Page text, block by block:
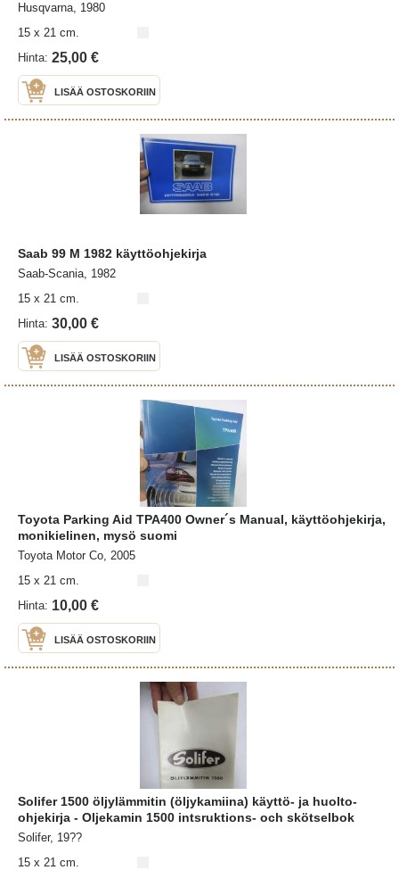
Husqvarna, 1980
15 x 21 cm.
Hinta: 25,00 €
LISÄÄ OSTOSKORIIN
Saab 99 M 1982 käyttöohjekirja
Saab-Scania, 1982
15 x 21 cm.
Hinta: 30,00 €
LISÄÄ OSTOSKORIIN
Toyota Parking Aid TPA400 Owner´s Manual, käyttöohjekirja,
monikielinen, mysö suomi
Toyota Motor Co, 2005
15 x 21 cm.
Hinta: 10,00 €
LISÄÄ OSTOSKORIIN
Solifer 1500 öljylämmitin (öljykamiina) käyttö- ja huolto-
ohjekirja - Oljekamin 1500 intsruktions- och skötselbok
Solifer, 19??
15 x 21 cm.